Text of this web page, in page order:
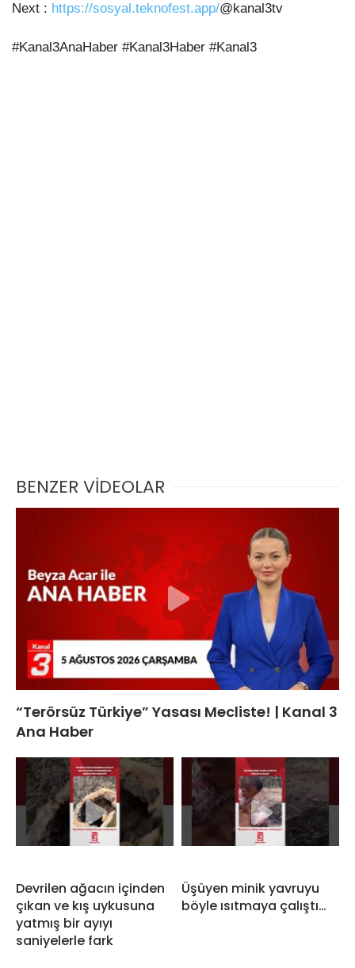
Next : https://sosyal.teknofest.app/@kanal3tv
#Kanal3AnaHaber #Kanal3Haber #Kanal3
BENZER VİDEOLAR
“Terörsüz Türkiye” Yasası Mecliste! | Kanal 3
Ana Haber
Devrilen ağacın içinden
çıkan ve kış uykusuna
yatmış bir ayıyı
saniyelerle fark
Üşüyen minik yavruyu
böyle ısıtmaya çalıştı…